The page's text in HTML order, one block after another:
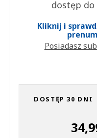
dostęp do
Kliknij i
Posiadasz
DOSTĘP 30 DNI